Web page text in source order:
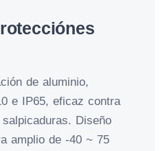
de aluminio,
e IP65, eficaz contra
Diseño
amplio de -40 ~ 75